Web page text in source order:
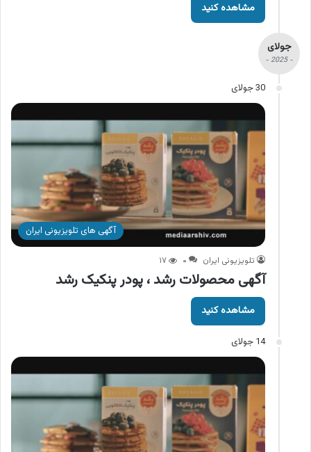
مشاهده کنید
جولای
- 2025 -
30 جولای
آگهی های تلویزیونی ایران
تلویزیونی ایران ۰ ۱۷
آگهی محصولات رشد ، پودر پنکیک رشد
مشاهده کنید
14 جولای